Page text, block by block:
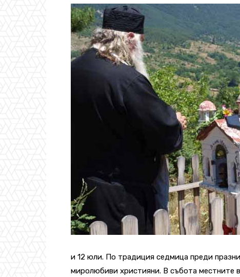
и 12 юли. По традиция седмица преди
миролюбиви християни. В събота местните